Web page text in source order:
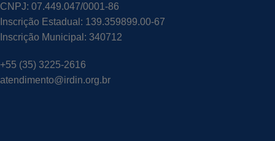
CNPJ: 07.449.047/0001-86
Inscrição Estadual: 139.359899.00-67
Inscrição Municipal: 340712
+55 (35) 3225-2616
atendimento@irdin.org.br